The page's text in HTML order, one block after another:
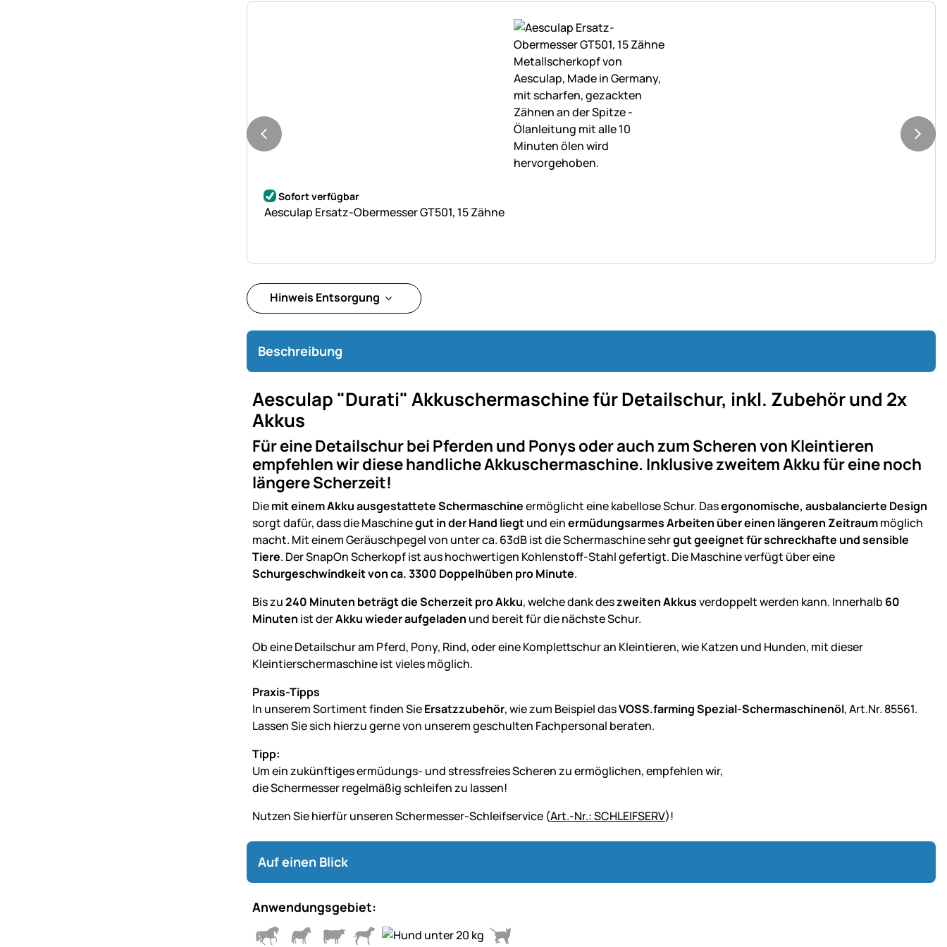
Noch keine Bewertungen abgegeben
Sofort verfügbar
Aesculap Ersatz-Obermesser GT501, 15 Zähne
Hinweis Entsorgung
Beschreibung
Aesculap "Durati" Akkuschermaschine für Detailschur, inkl. Zubehör und 2x
Akkus
Für eine Detailschur bei Pferden und Ponys oder auch zum Scheren von Kleintieren
empfehlen wir diese handliche Akkuschermaschine. Inklusive zweitem Akku für eine noch
längere Scherzeit!
Diemit einem Akku ausgestattete Schermaschineermöglicht eine kabellose Schur. Dasergonomische, ausbalancierte Design
sorgt dafür, dass die Maschinegut in der Hand liegtund einermüdungsarmes Arbeiten über einen längeren Zeitraummöglich
macht. Mit einem Geräuschpegel von unter ca. 63dB ist die Schermaschine sehrgut geeignet für schreckhafte und sensible
Tiere. Der SnapOn Scherkopf ist aus hochwertigen Kohlenstoff-Stahl gefertigt. Die Maschine verfügt über eine
Schurgeschwindkeit von ca. 3300 Doppelhüben pro Minute.
Bis zu240 Minuten beträgt die Scherzeit pro Akku, welche dank deszweiten Akkusverdoppelt werden kann. Innerhalb 60
Minuten ist derAkku wieder aufgeladen und bereit für die nächste Schur.
Ob eine Detailschur am Pferd, Pony, Rind, oder eine Komplettschur an Kleintieren, wie Katzen und Hunden, mit dieser
Kleintierschermaschine ist vieles möglich.
Praxis-Tipps
In unserem Sortiment finden SieErsatzzubehör, wie zum Beispiel dasVOSS.farming Spezial-Schermaschinenöl, Art.Nr. 85561.
Lassen Sie sich hierzu gerne von unserem geschulten Fachpersonal beraten.
Tipp:
Um ein zukünftiges ermüdungs- und stressfreies Scheren zu ermöglichen, empfehlen wir,
die Schermesser regelmäßig schleifen zu lassen!
Nutzen Sie hierfür unseren Schermesser-Schleifservice (Art.-Nr.: SCHLEIFSERV)!
Auf einen Blick
Anwendungsgebiet: